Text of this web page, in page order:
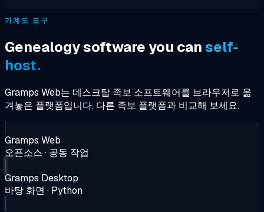
가계도 도구
Genealogy software you canself-
host.
Gramps Web는 데스크탑 족보 소프트웨어를 브라우저로 옮
겨놓은 플랫폼입니다. 다른 족보 플랫폼과 비교해 보세요.
Gramps Web
오픈소스 · 공동 작업
Gramps Desktop
바탕 화면 · Python